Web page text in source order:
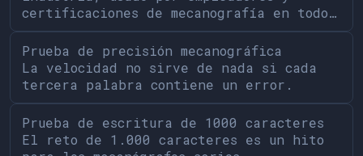
certificaciones de mecanografía en todo…
Prueba de precisión mecanográfica
La velocidad no sirve de nada si cada
tercera palabra contiene un error.
Prueba de escritura de 1000 caracteres
El reto de 1.000 caracteres es un hito